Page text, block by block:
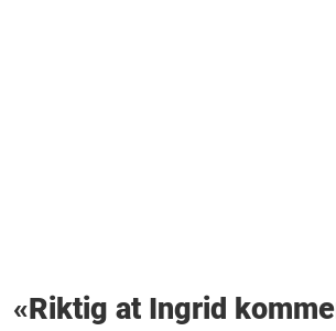
«Riktig at Ingrid